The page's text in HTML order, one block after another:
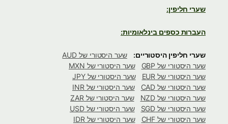
שערי חליפין:
העברות כספים בינלאומיות:
שערי חליפין היסטוריים:
שער היסטורי של AUD
שער היסטורי של GBP
שער היסטורי של MXN
שער היסטורי של EUR
שער היסטורי של JPY
שער היסטורי של CAD
שער היסטורי של INR
שער היסטורי של NZD
שער היסטורי של ZAR
שער היסטורי של SGD
שער היסטורי של USD
שער היסטורי של CHF
שער היסטורי של IDR